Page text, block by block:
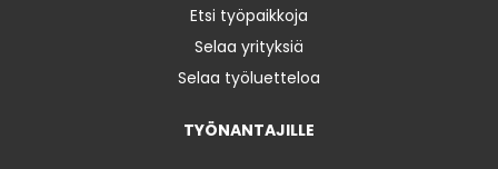
Etsi työpaikkoja
Selaa yrityksiä
Selaa työluetteloa
TYÖNANTAJILLE